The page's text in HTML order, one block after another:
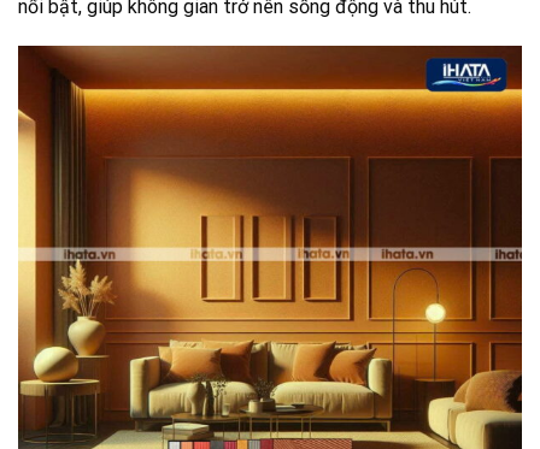
nổi bật, giúp không gian trở nên sống động và thu hút.